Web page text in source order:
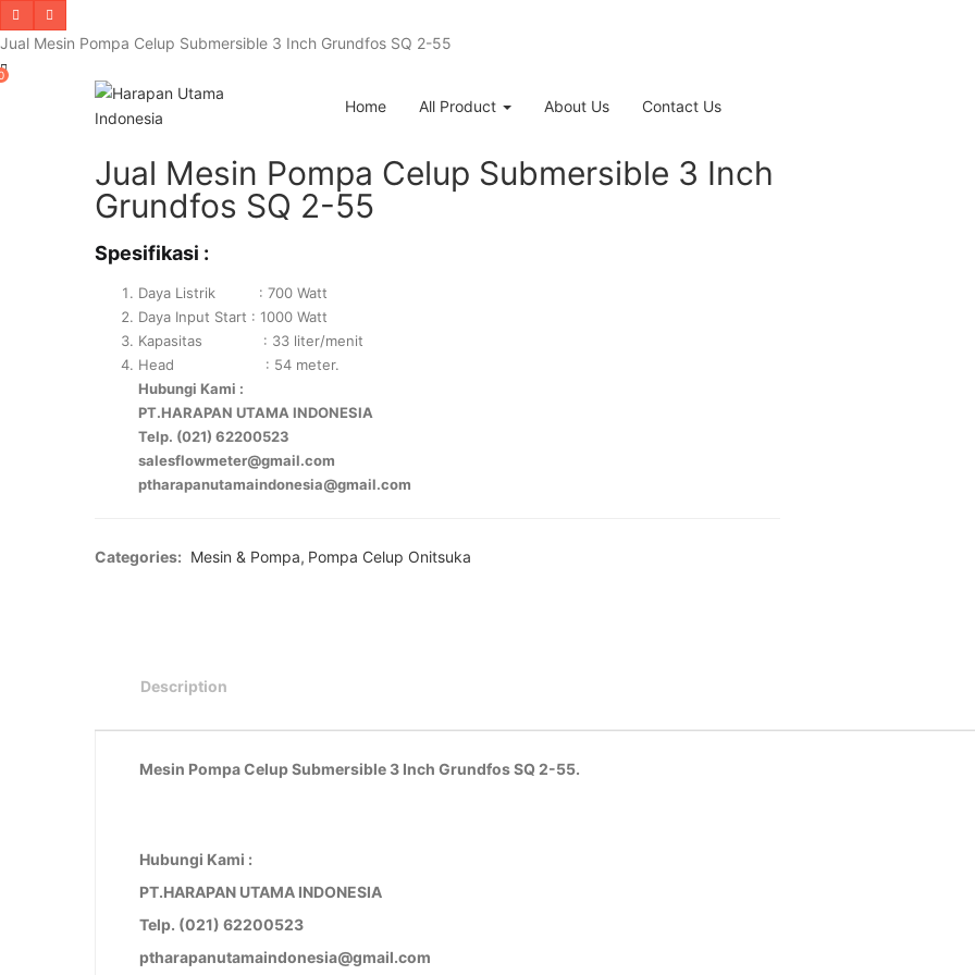
Jual Mesin Pompa Celup Submersible 3 Inch Grundfos SQ 2-55
Home All Product About Us Contact Us
Jual Mesin Pompa Celup Submersible 3 Inch
Grundfos SQ 2-55
Spesifikasi :
Daya Listrik : 700 Watt
Daya Input Start : 1000 Watt
Kapasitas : 33 liter/menit
Head : 54 meter.
Hubungi Kami :
PT.HARAPAN UTAMA INDONESIA
Telp. (021) 62200523
salesflowmeter@gmail.com
ptharapanutamaindonesia@gmail.com
Categories: Mesin & Pompa, Pompa Celup Onitsuka
Description
Mesin Pompa Celup Submersible 3 Inch Grundfos SQ 2-55.
Hubungi Kami :
PT.HARAPAN UTAMA INDONESIA
Telp. (021) 62200523
ptharapanutamaindonesia@gmail.com